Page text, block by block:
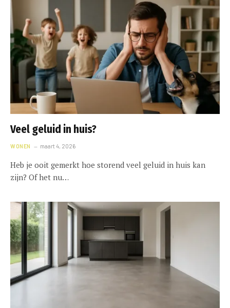
Veel geluid in huis?
WONEN maart 4, 2026
Heb je ooit gemerkt hoe storend veel geluid in huis kan
zijn? Of het nu…